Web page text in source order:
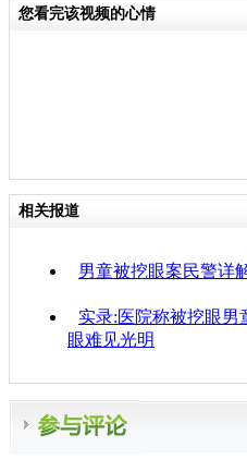
您看完该视频的心情
相关报道
男童被挖眼案民警详
实录:医院称被挖眼男
眼难见光明